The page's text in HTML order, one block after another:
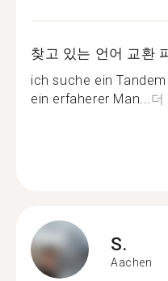
찾고 있는 언어 교환
ich suche ein
ein erfaherer Man...더
S.
Aachen